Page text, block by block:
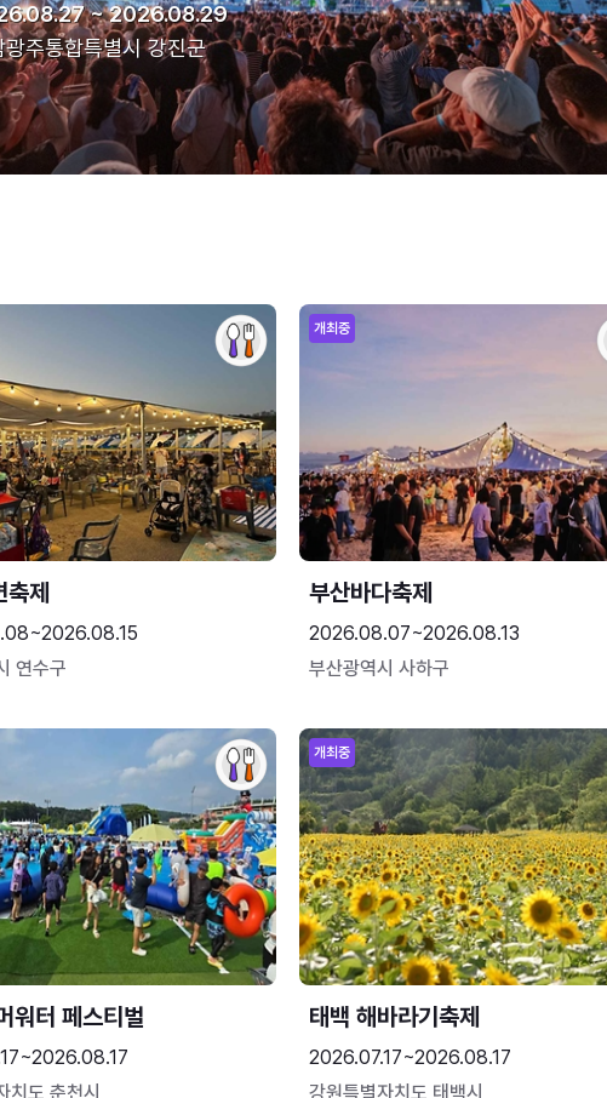
~ 2026.08.29
광주통합특별시 강진군
제
연수구
개최중
부산바다축제
2026.08.07~2026.08.13
부산광역시 사하구
워터 페스티벌
치도 춘천시
개최중
태백 해바라기축제
2026.07.17~2026.08.17
강원특별자치도 태백시